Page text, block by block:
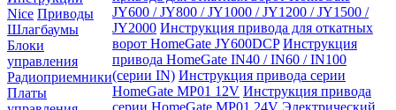
Nice Приводы
Шлагбаумы
Блоки
управления
Радиоприемники
Платы
JY600 / JY800 / JY1000 / JY1200 / JY1500 /
JY2000 Инструкция привода для откатных
ворот HomeGate JY600DCP Инструкция
привода HomeGate IN40 / IN60 / IN100
(серии IN) Инструкция привода серии
HomeGate MP01 12V Инструкция привода
серии HomeGate MP01 24V Электрический